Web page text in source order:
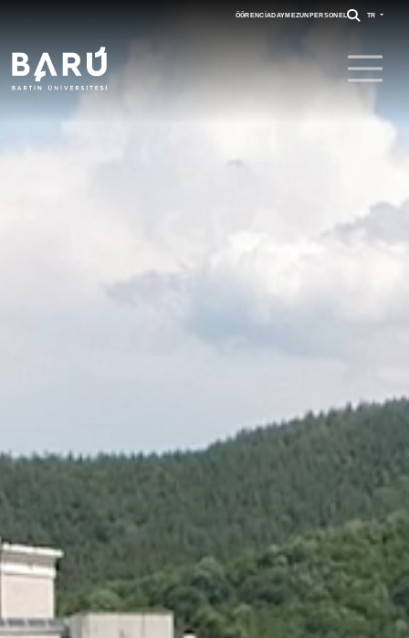
ÖĞRENCI ADAYMEZUN PERSONEL TR